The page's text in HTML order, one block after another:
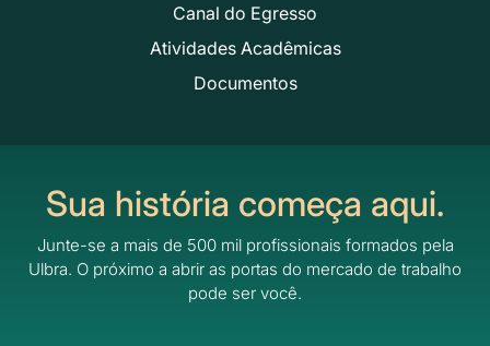
Canal do Egresso
Atividades Acadêmicas
Documentos
Sua história começa aqui.
Junte-se a mais de 500 mil profissionais formados pela
Ulbra. O próximo a abrir as portas do mercado de trabalho
pode ser você.